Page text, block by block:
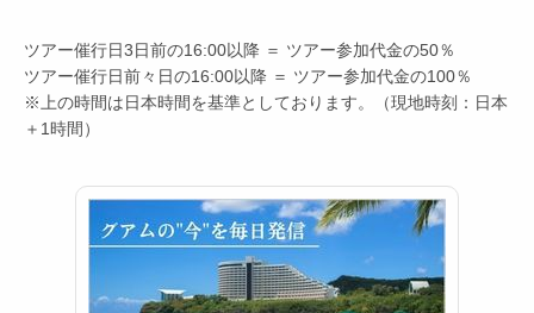
ツアー催行日3日前の16:00以降 ＝ ツアー参加代金の50％
ツアー催行日前々日の16:00以降 ＝ ツアー参加代金の100％
※上の時間は日本時間を基準としております。（現地時刻：日本
＋1時間）